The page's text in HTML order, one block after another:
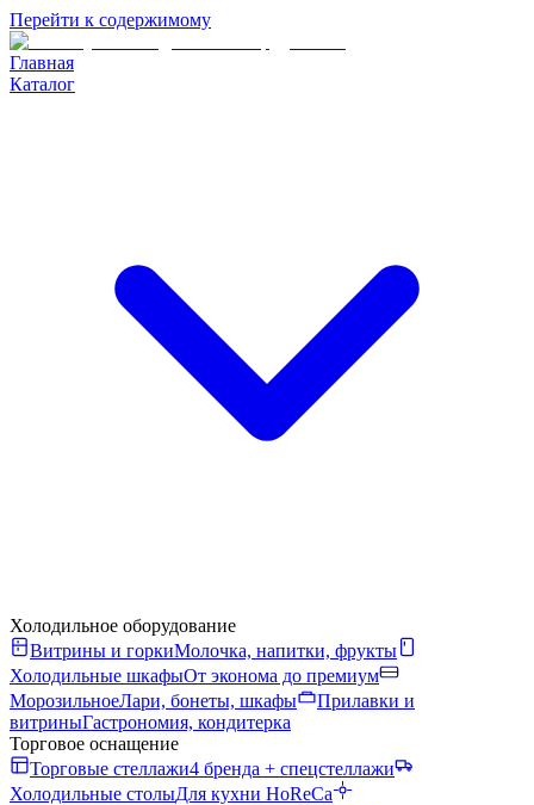
Перейти к содержимому
Главная
Каталог
Холодильное оборудование
Витрины и горкиМолочка, напитки, фрукты
Холодильные шкафыОт эконома до премиум
МорозильноеЛари, бонеты, шкафы
Прилавки и
витриныГастрономия, кондитерка
Торговое оснащение
Торговые стеллажи4 бренда + спецстеллажи
Холодильные столыДля кухни HoReCa